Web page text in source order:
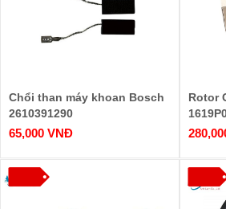
Chổi than máy khoan Bosch
2610391290
65,000 VNĐ
Rotor